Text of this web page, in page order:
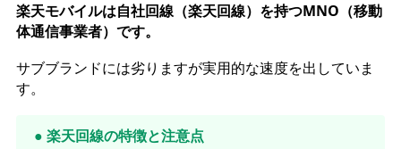
楽天モバイルは自社回線（楽天回線）を持つMNO（移動
体通信事業者）です。
サブブランドには劣りますが実用的な速度を出していま
す。
● 楽天回線の特徴と注意点